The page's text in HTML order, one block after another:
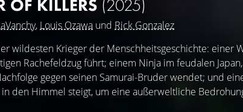
OF KILLERS (2025)
, Louis Ozawa und Rick Gonzalez
wildesten Krieger der Menschheitsgeschichte: einer
Rachefeldzug führt; einem Ninja im feudalen
gegen seinen Samurai-Bruder wendet; und
den Himmel steigt, um eine außerweltliche